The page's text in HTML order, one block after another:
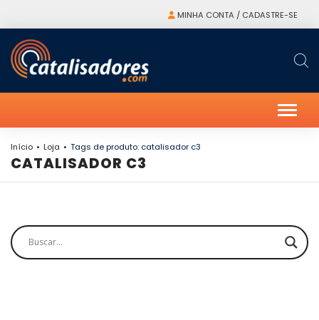
MINHA CONTA / CADASTRE-SE
Início Loja Tags de produto: catalisador c3
CATALISADOR C3